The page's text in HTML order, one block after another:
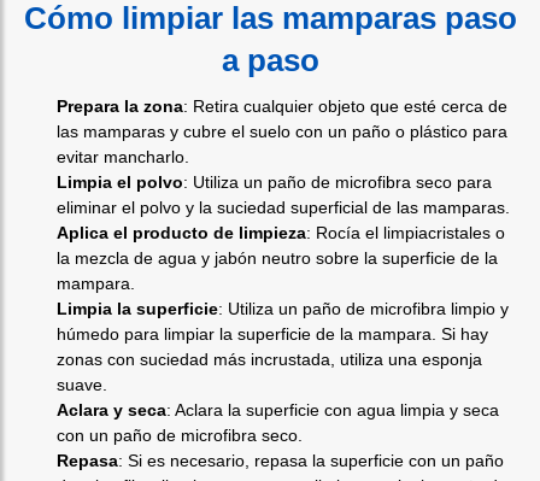
Cómo limpiar las mamparas paso
a paso
Prepara la zona: Retira cualquier objeto que esté cerca de
las mamparas y cubre el suelo con un paño o plástico para
evitar mancharlo.
Limpia el polvo: Utiliza un paño de microfibra seco para
eliminar el polvo y la suciedad superficial de las mamparas.
Aplica el producto de limpieza: Rocía el limpiacristales o
la mezcla de agua y jabón neutro sobre la superficie de la
mampara.
Limpia la superficie: Utiliza un paño de microfibra limpio y
húmedo para limpiar la superficie de la mampara. Si hay
zonas con suciedad más incrustada, utiliza una esponja
suave.
Aclara y seca: Aclara la superficie con agua limpia y seca
con un paño de microfibra seco.
Repasa: Si es necesario, repasa la superficie con un paño